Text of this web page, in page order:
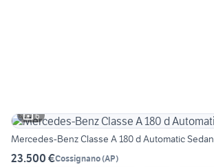
6
Mercedes-Benz Classe A 180 d Automatic Sedan
23.500 €Cossignano(AP)